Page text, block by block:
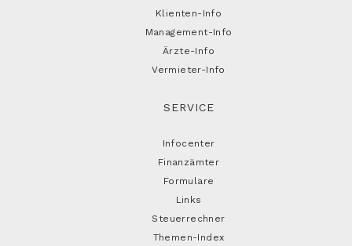
Klienten-Info
Management-Info
Ärzte-Info
Vermieter-Info
SERVICE
Infocenter
Finanzämter
Formulare
Links
Steuerrechner
Themen-Index